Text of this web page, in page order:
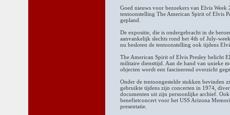
Goed nieuws voor bezoekers van Elvis
tentoonstelling The American Spirit of Elvis
gepland.
De expositie, die is ondergebracht in de
aanvankelijk slechts rond het 4th of July-
nu besloten de tentoonstelling ook tijdens
The American Spirit of Elvis Presley belicht
militaire diensttijd. Aan de hand van unieke
objecten wordt een fascinerend overzicht
Onder de tentoongestelde stukken bevinden
gebruikte tijdens zijn concerten in 1974,
documenten uit zijn persoonlijke archief.
benefietconcert voor het USS Arizona
presentatie.